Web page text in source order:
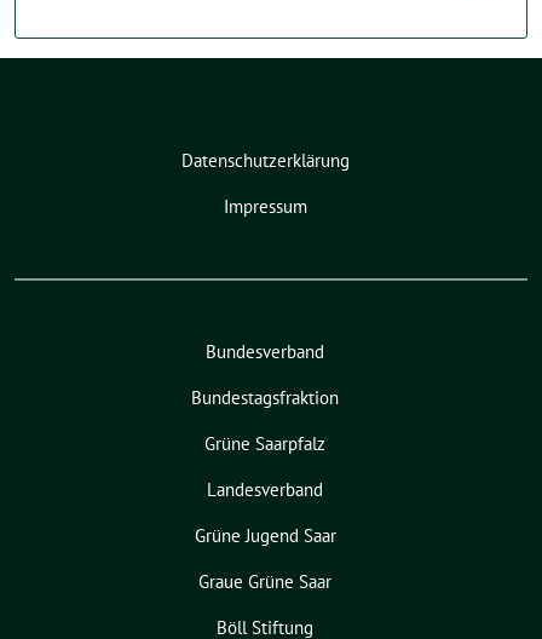
Datenschutzerklärung
Impressum
Bundesverband
Bundestagsfraktion
Grüne Saarpfalz
Landesverband
Grüne Jugend Saar
Graue Grüne Saar
Böll Stiftung